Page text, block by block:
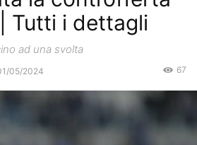
Tutti i dettagli
ad una svolta
05/2024 67